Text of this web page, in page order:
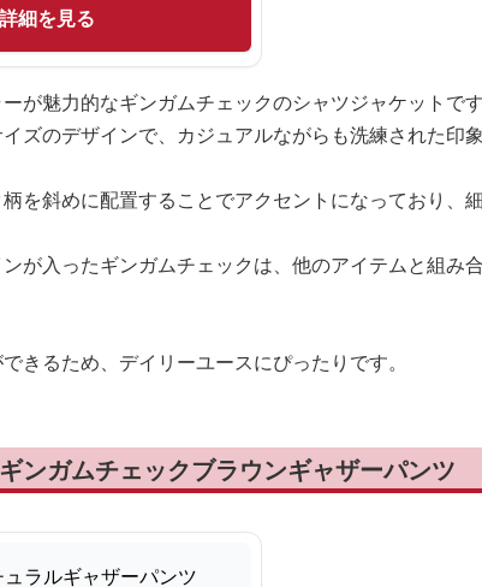
細を見る
が魅力的なギンガムチェックのシャツジャケットです
ズのデザインで、カジュアルながらも洗練された印象
を斜めに配置することでアクセントになっており、
が入ったギンガムチェックは、他のアイテムと組み
きるため、デイリーユースにぴったりです。
ンガムチェックブラウンギャザーパンツ